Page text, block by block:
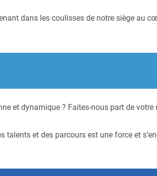
dans les coulisses de notre siège au
et dynamique ? Faites-nous part de
talents et des parcours est une force et